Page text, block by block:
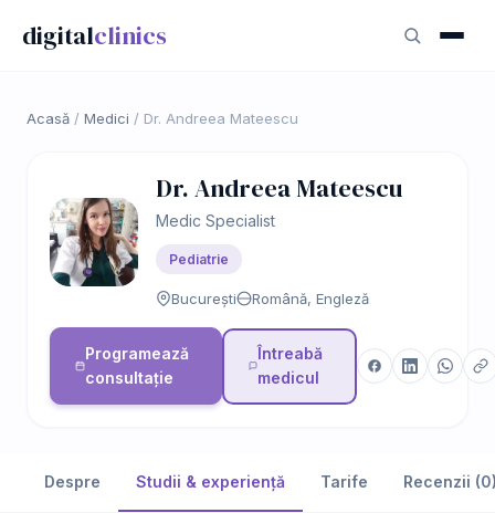
digitalclinics
Acasă / Medici / Dr. Andreea Mateescu
Dr. Andreea Mateescu
Medic Specialist
Pediatrie
București Română, Engleză
Programează
consultație
Întreabă
medicul
Despre Studii & experiență Tarife Recenzii